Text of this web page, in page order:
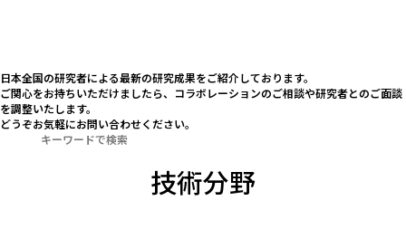
⽇本全国の研究者による最新の研究成果をご紹介しております。
ご関心をお持ちいただけましたら、コラボレーションのご相談や研究者とのご面談
を調整いたします。
どうぞお気軽にお問い合わせください。
技術分野